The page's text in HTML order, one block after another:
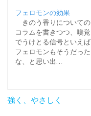
フェロモンの効果
きのう香りについての
コラムを書きつつ、嗅覚
でうけとる信号といえば
フェロモンもそうだった
な、と思い出…
投
強く、やさしく